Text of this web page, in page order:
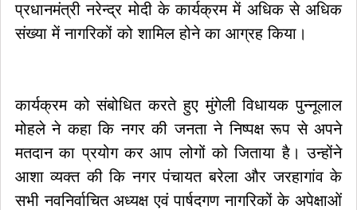
प्रधानमंत्री नरेन्द्र मोदी के कार्यक्रम में अधिक से अधिक
संख्या में नागरिकों को शामिल होने का आग्रह किया।
कार्यक्रम को संबोधित करते हुए मुंगेली विधायक पुन्नूलाल
मोहले ने कहा कि नगर की जनता ने निष्पक्ष रूप से अपने
मतदान का प्रयोग कर आप लोगों को जिताया है। उन्होंने
आशा व्यक्त की कि नगर पंचायत बरेला और जरहागांव के
सभी नवनिर्वाचित अध्यक्ष एवं पार्षदगण नागरिकों के अपेक्षाओं